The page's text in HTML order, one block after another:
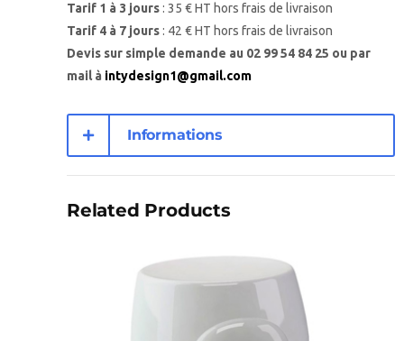
Tarif 1 à 3 jours : 35 € HT hors frais de livraison
Tarif 4 à 7 jours : 42 € HT hors frais de livraison
Devis sur simple demande au 02 99 54 84 25 ou par
mail à intydesign1@gmail.com
Informations
complémentaires
Related Products